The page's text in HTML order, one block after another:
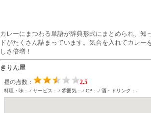
カレーにまつわる単語が辞典形式にまとめられ、知
ドがたくさん詰まっています。気合を入れてカレ
しさ倍増！
きりん屋